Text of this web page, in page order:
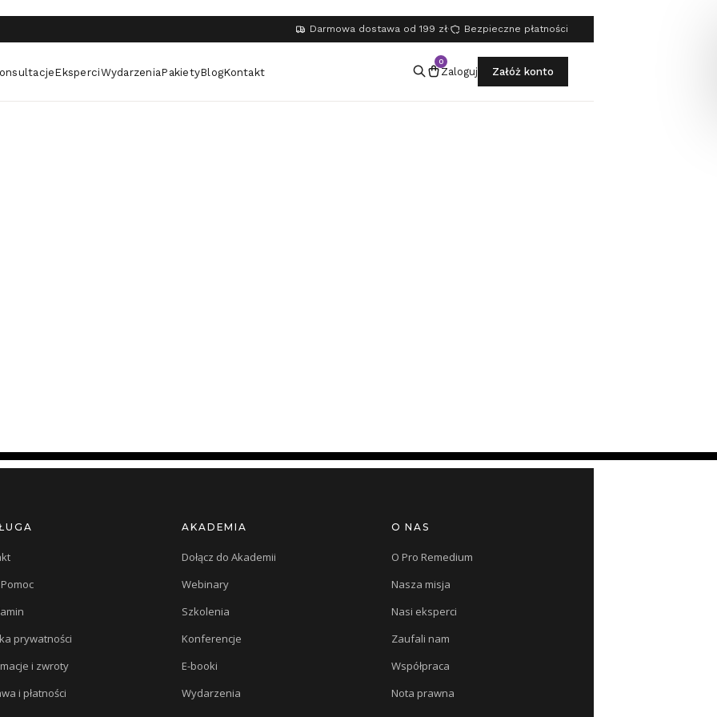
Darmowa dostawa od 199 zł· Bezpieczne płatności
EksperciWydarzeniaPakietyBlogKontakt
0
Zaloguj Załóż konto
prywatności
i zwroty
i płatności
AKADEMIA
Dołącz do Akademii
Webinary
Szkolenia
Konferencje
E-booki
Wydarzenia
O NAS
O Pro Remedium
Nasza misja
Nasi eksperci
Zaufali nam
Współpraca
Nota prawna